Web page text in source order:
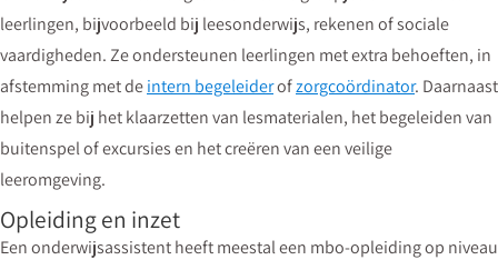
leerlingen, bijvoorbeeld bij leesonderwijs, rekenen of sociale
vaardigheden. Ze ondersteunen leerlingen met extra behoeften, in
afstemming met deintern begeleiderofzorgcoördinator. Daarnaast
helpen ze bij het klaarzetten van lesmaterialen, het begeleiden van
buitenspel of excursies en het creëren van een veilige
leeromgeving.
Opleiding en inzet
Een onderwijsassistent heeft meestal een mbo-opleiding op niveau